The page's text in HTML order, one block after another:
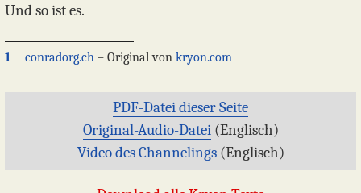
Und so ist es.
1 conradorg.ch – Original von kryon.com
PDF-Datei dieser Seite
Original-Audio-Datei(Englisch)
Video des Channelings(Englisch)